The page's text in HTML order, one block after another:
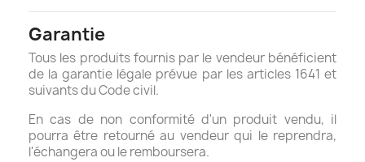
Garantie
Tous les produits fournis par le vendeur bénéficient
de la garantie légale prévue par les articles 1641 et
suivants du Code civil.
En cas de non conformité d'un produit vendu, il
pourra être retourné au vendeur qui le reprendra,
l'échangera ou le remboursera.